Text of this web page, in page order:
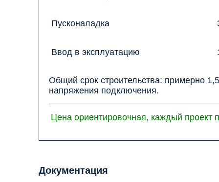
Пусконаладка
Ввод в эксплуатацию
Общий срок строительства: примерно
напряжения подключения.
Цена ориентировочная, каждый проект
Документация